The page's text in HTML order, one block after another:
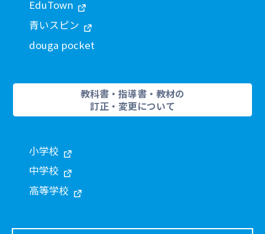
EduTown
青いスピン
douga pocket
教科書・指導書・教材の
訂正・変更について
小学校
中学校
高等学校